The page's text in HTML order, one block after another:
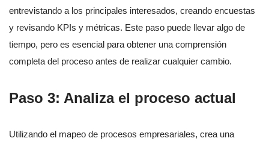
entrevistando a los principales interesados, creando encuestas
y revisando KPIs y métricas. Este paso puede llevar algo de
tiempo, pero es esencial para obtener una comprensión
completa del proceso antes de realizar cualquier cambio.
Paso 3: Analiza el proceso actual
Utilizando el mapeo de procesos empresariales, crea una